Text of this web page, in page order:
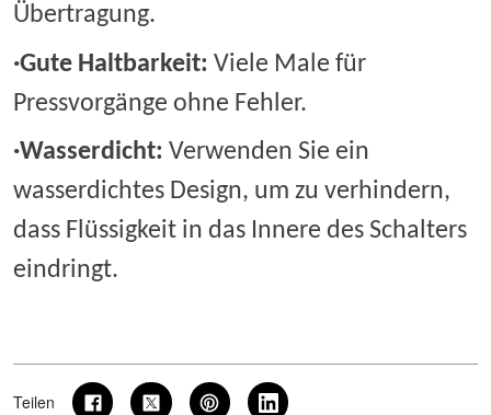
Übertragung.
·Gute Haltbarkeit: Viele Male für
Pressvorgänge ohne Fehler.
·Wasserdicht: Verwenden Sie ein
wasserdichtes Design, um zu verhindern,
dass Flüssigkeit in das Innere des Schalters
eindringt.
Teilen